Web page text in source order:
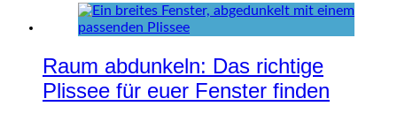
Raum abdunkeln: Das richtige
Plissee für euer Fenster finden